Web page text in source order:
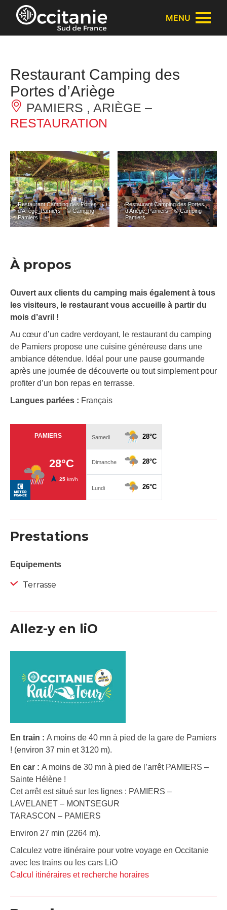
Panneau de gestion des cookies
MENU
Restaurant Camping des
Portes d’Ariège
PAMIERS , ARIÈGE –
RESTAURATION
Restaurant Camping des Portes
d’Ariège_Pamiers – © Camping
Pamiers
Restaurant Camping des Portes
d’Ariège_Pamiers – © Camping
Pamiers
À propos
Ouvert aux clients du camping mais également à tous
les visiteurs, le restaurant vous accueille à partir du
mois d’avril !
Au cœur d’un cadre verdoyant, le restaurant du camping
de Pamiers propose une cuisine généreuse dans une
ambiance détendue. Idéal pour une pause gourmande
après une journée de découverte ou tout simplement pour
profiter d’un bon repas en terrasse.
Langues parlées : Français
Prestations
Equipements
Terrasse
Allez-y en liO
En train : A moins de 40 mn à pied de la gare de Pamiers
! (environ 37 min et 3120 m).
En car : A moins de 30 mn à pied de l’arrêt PAMIERS –
Sainte Hélène !
Cet arrêt est situé sur les lignes : PAMIERS –
LAVELANET – MONTSEGUR
TARASCON – PAMIERS
Environ 27 min (2264 m).
Calculez votre itinéraire pour votre voyage en Occitanie
avec les trains ou les cars LiO
Calcul itinéraires et recherche horaires